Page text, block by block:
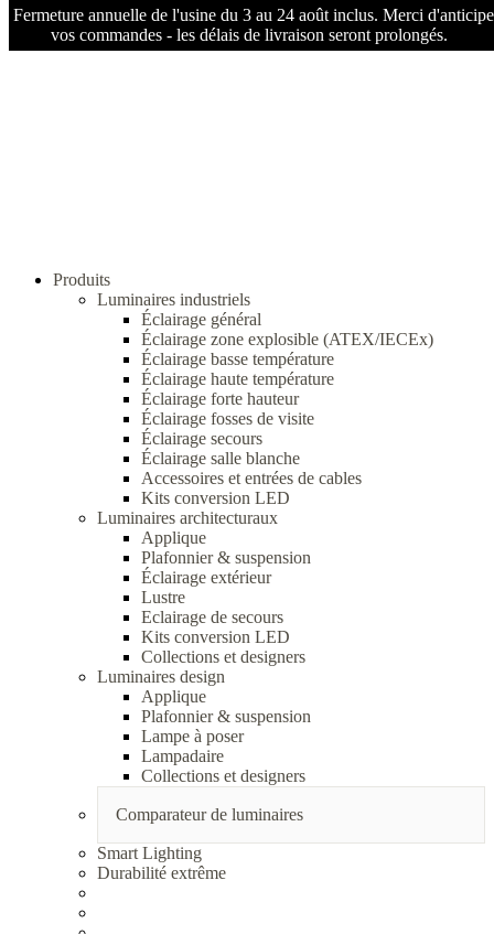
Fermeture annuelle de l'usine du 3 au 24 août inclus. Merci
vos commandes - les délais de livraison seront prolongés.
Produits
Luminaires industriels
Éclairage général
Éclairage zone explosible (ATEX/IECEx)
Éclairage basse température
Éclairage haute température
Éclairage forte hauteur
Éclairage fosses de visite
Éclairage secours
Éclairage salle blanche
Accessoires et entrées de cables
Kits conversion LED
Luminaires architecturaux
Applique
Plafonnier & suspension
Éclairage extérieur
Lustre
Eclairage de secours
Kits conversion LED
Collections et designers
Luminaires design
Applique
Plafonnier & suspension
Lampe à poser
Lampadaire
Collections et designers
Comparateur de luminaires
Smart Lighting
Durabilité extrême